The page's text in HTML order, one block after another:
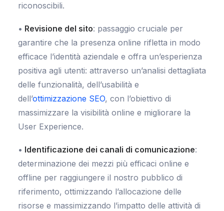
riconoscibili.
• Revisione del sito: passaggio cruciale per
garantire che la presenza online rifletta in modo
efficace l’identità aziendale e offra un’esperienza
positiva agli utenti: attraverso un’analisi dettagliata
delle funzionalità, dell’usabilità e
dell’ottimizzazione SEO, con l’obiettivo di
massimizzare la visibilità online e migliorare la
User Experience.
• Identificazione dei canali di comunicazione:
determinazione dei mezzi più efficaci online e
offline per raggiungere il nostro pubblico di
riferimento, ottimizzando l’allocazione delle
risorse e massimizzando l’impatto delle attività di